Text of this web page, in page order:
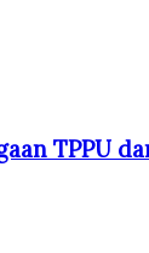
TPPU